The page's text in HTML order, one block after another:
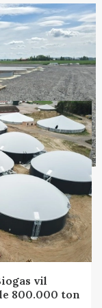
vil
800.000 ton